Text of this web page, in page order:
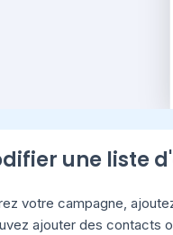
une liste
votre campagne,
ajouter des contacts